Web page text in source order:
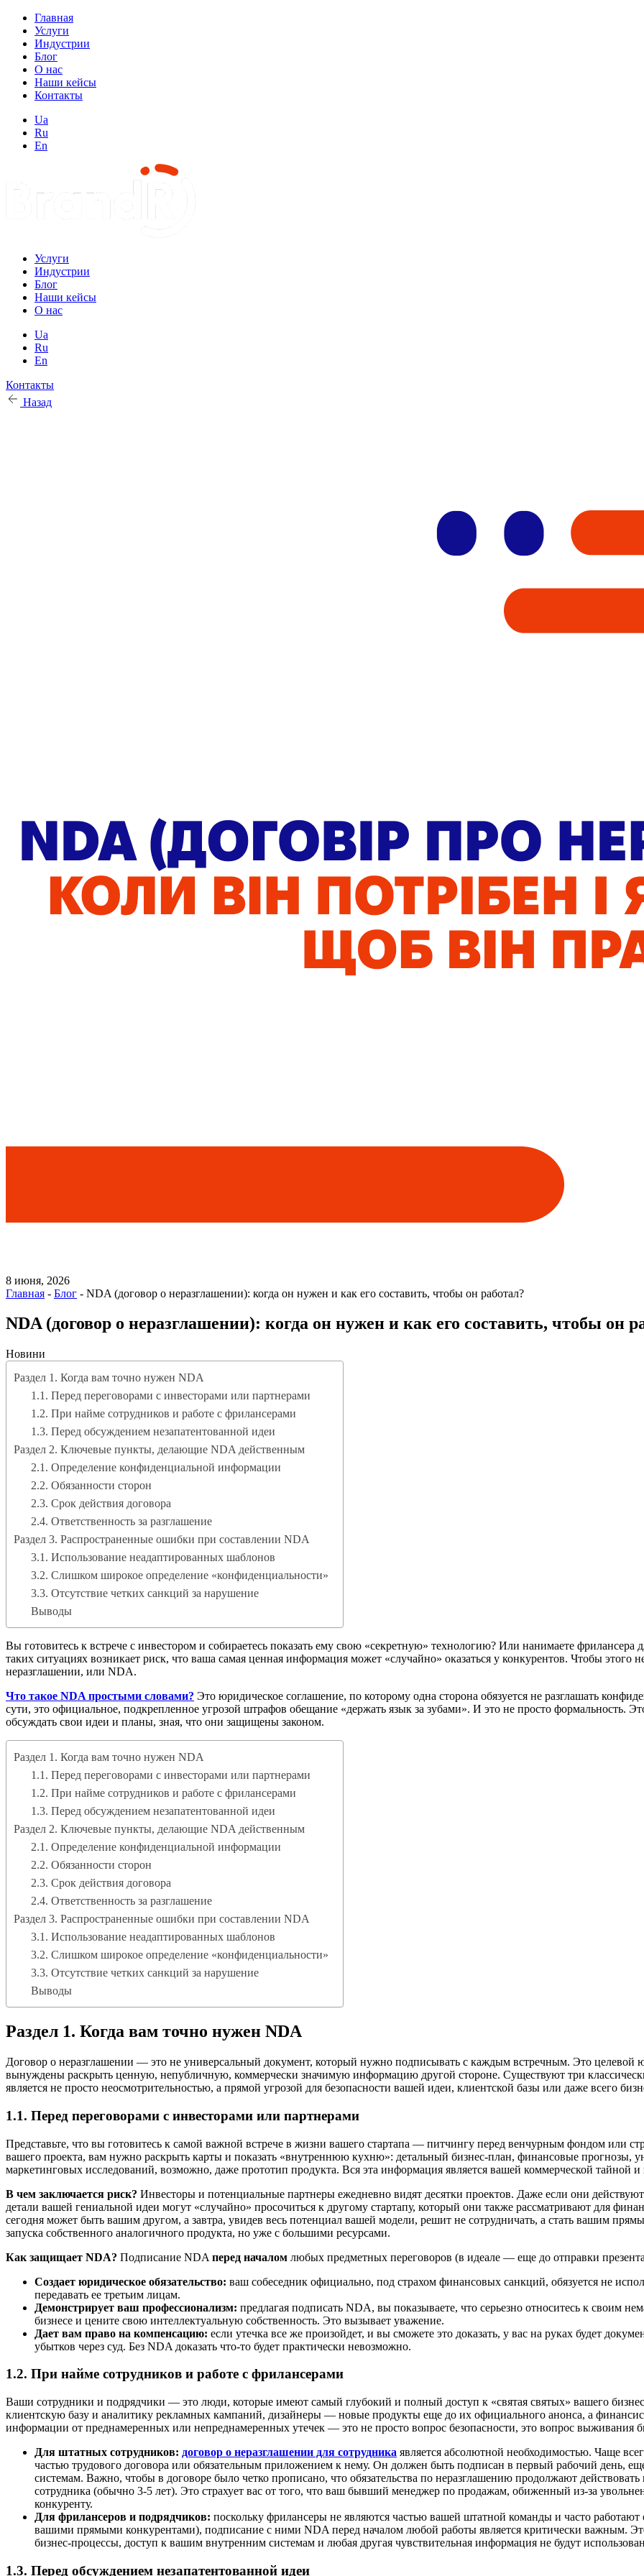
Главная
Услуги
Индустрии
Блог
О нас
Наши кейсы
Контакты
Ua
Ru
En
Услуги
Индустрии
Блог
Наши кейсы
О нас
Ua
Ru
En
Контакты
Назад
8 июня, 2026
Главная - Блог - NDA (договор о неразглашении): когда он нужен и как его составить, чтобы он работал?
NDA (договор о неразглашении): когда он нужен и как его составить, чтобы он
Новини
Раздел 1. Когда вам точно нужен NDA
1.1. Перед переговорами с инвесторами или партнерами
1.2. При найме сотрудников и работе с фрилансерами
1.3. Перед обсуждением незапатентованной идеи
Раздел 2. Ключевые пункты, делающие NDA действенным
2.1. Определение конфиденциальной информации
2.2. Обязанности сторон
2.3. Срок действия договора
2.4. Ответственность за разглашение
Раздел 3. Распространенные ошибки при составлении NDA
3.1. Использование неадаптированных шаблонов
3.2. Слишком широкое определение «конфиденциальности»
3.3. Отсутствие четких санкций за нарушение
Выводы
Вы готовитесь к встрече с инвестором и собираетесь показать ему свою «секретную» технологию? Или нанимаете фрилансера
таких ситуациях возникает риск, что ваша самая ценная информация может «случайно» оказаться у конкурентов. Чтобы
неразглашении, или NDA.
Что такое NDA простыми словами? Это юридическое соглашение, по которому одна сторона обязуется не разглашать
сути, это официальное, подкрепленное угрозой штрафов обещание «держать язык за зубами». И это не просто формальность.
обсуждать свои идеи и планы, зная, что они защищены законом.
Раздел 1. Когда вам точно нужен NDA
1.1. Перед переговорами с инвесторами или партнерами
1.2. При найме сотрудников и работе с фрилансерами
1.3. Перед обсуждением незапатентованной идеи
Раздел 2. Ключевые пункты, делающие NDA действенным
2.1. Определение конфиденциальной информации
2.2. Обязанности сторон
2.3. Срок действия договора
2.4. Ответственность за разглашение
Раздел 3. Распространенные ошибки при составлении NDA
3.1. Использование неадаптированных шаблонов
3.2. Слишком широкое определение «конфиденциальности»
3.3. Отсутствие четких санкций за нарушение
Выводы
Раздел 1. Когда вам точно нужен NDA
Договор о неразглашении — это не универсальный документ, который нужно подписывать с каждым встречным. Это целевой
вынуждены раскрыть ценную, непубличную, коммерчески значимую информацию другой стороне. Существуют три
является не просто неосмотрительностью, а прямой угрозой для безопасности вашей идеи, клиентской базы или даже всего
1.1. Перед переговорами с инвесторами или партнерами
Представьте, что вы готовитесь к самой важной встрече в жизни вашего стартапа — питчингу перед венчурным фондом или
вашего проекта, вам нужно раскрыть карты и показать «внутреннюю кухню»: детальный бизнес-план, финансовые прогнозы,
маркетинговых исследований, возможно, даже прототип продукта. Вся эта информация является вашей коммерческой тайной
В чем заключается риск? Инвесторы и потенциальные партнеры ежедневно видят десятки проектов. Даже если они
детали вашей гениальной идеи могут «случайно» просочиться к другому стартапу, который они также рассматривают для
сегодня может быть вашим другом, а завтра, увидев весь потенциал вашей модели, решит не сотрудничать, а стать вашим
запуска собственного аналогичного продукта, но уже с большими ресурсами.
Как защищает NDA? Подписание NDA перед началом любых предметных переговоров (в идеале — еще до отправки
Создает юридическое обязательство: ваш собеседник официально, под страхом финансовых санкций, обязуется не
передавать ее третьим лицам.
Демонстрирует ваш профессионализм: предлагая подписать NDA, вы показываете, что серьезно относитесь к своим
бизнесе и цените свою интеллектуальную собственность. Это вызывает уважение.
Дает вам право на компенсацию: если утечка все же произойдет, и вы сможете это доказать, у вас на руках будет
убытков через суд. Без NDA доказать что-то будет практически невозможно.
1.2. При найме сотрудников и работе с фрилансерами
Ваши сотрудники и подрядчики — это люди, которые имеют самый глубокий и полный доступ к «святая святых» вашего
клиентскую базу и аналитику рекламных кампаний, дизайнеры — новые продукты еще до их официального анонса, а
информации от преднамеренных или непреднамеренных утечек — это не просто вопрос безопасности, это вопрос выживания
Для штатных сотрудников: договор о неразглашении для сотрудника является абсолютной необходимостью. Чаще
частью трудового договора или обязательным приложением к нему. Он должен быть подписан в первый рабочий день,
системам. Важно, чтобы в договоре было четко прописано, что обязательства по неразглашению продолжают действовать
сотрудника (обычно 3-5 лет). Это страхует вас от того, что ваш бывший менеджер по продажам, обиженный из-за
конкуренту.
Для фрилансеров и подрядчиков: поскольку фрилансеры не являются частью вашей штатной команды и часто
вашими прямыми конкурентами), подписание с ними NDA перед началом любой работы является критически важным.
бизнес-процессы, доступ к вашим внутренним системам и любая другая чувствительная информация не будут
1.3. Перед обсуждением незапатентованной идеи